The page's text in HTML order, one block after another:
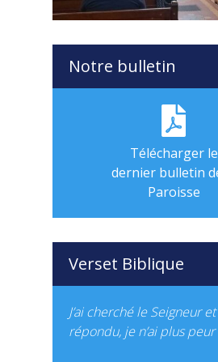
Notre bulletin
Télécharger le
dernier bulletin
Paroisse
Verset Biblique
J’ai cherché le Seigneur et
répondu, je n’ai plus